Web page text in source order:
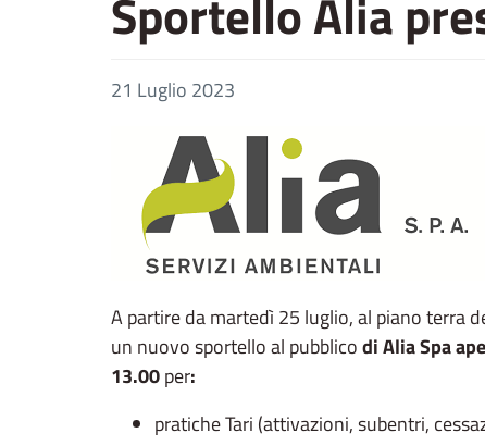
Sportello Alia
21 Luglio 2023
A partire da martedì 25 luglio, al piano terra
un nuovo sportello al pubblicodi Alia Spa
13.00per:
pratiche Tari (attivazioni, subentri,